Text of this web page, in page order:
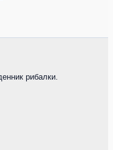
рибалки.